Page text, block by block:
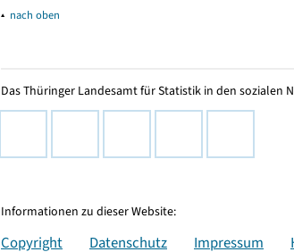
▴ nach oben
Das Thüringer Landesamt für Statistik in den sozialen
Informationen zu dieser Website:
Copyright Datenschutz Impressum